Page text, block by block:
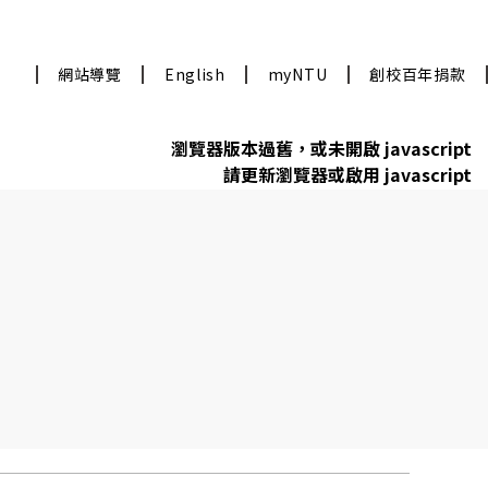
網站導覽 English myNTU 創校百年捐款
瀏覽器版本過舊，或未開啟 javascript
請更新瀏覽器或啟用 javascript